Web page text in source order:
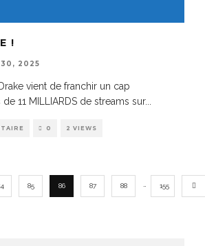
!
30, 2025
vient de franchir un cap
11 MILLIARDS de streams sur...
0 2 VIEWS
85 86 87 88 155